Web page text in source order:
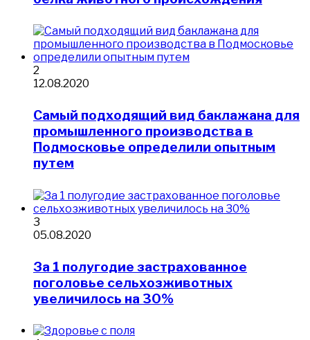
2
12.08.2020
Самый подходящий вид баклажана для
промышленного производства в
Подмосковье определили опытным
путем
3
05.08.2020
За 1 полугодие застрахованное
поголовье сельхозживотных
увеличилось на 30%